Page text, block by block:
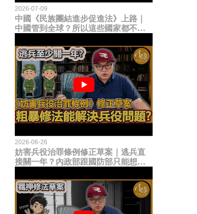
2026-07-09
中國《民族團結進步促進法》上路｜
中國管到全球？所以這些國家都不能
臉？
2026-06-26
妨害兵役治罪條例修正草案｜逃兵直
接關一年？內政部跟國防部只能想到
題？